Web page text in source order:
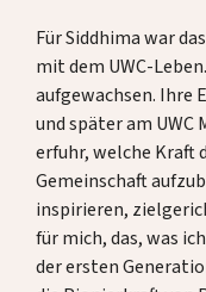
Für Siddhima war
mit dem UWC-
aufgewachsen. Ihre
und später am UWC
erfuhr, welche Kraft
Gemeinschaft
inspirieren,
für mich, das, was
der ersten